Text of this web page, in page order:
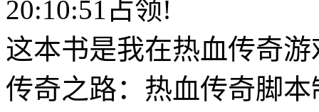
20:10:51占领!
这本书是我在热血传奇
传奇之路：热血传奇脚